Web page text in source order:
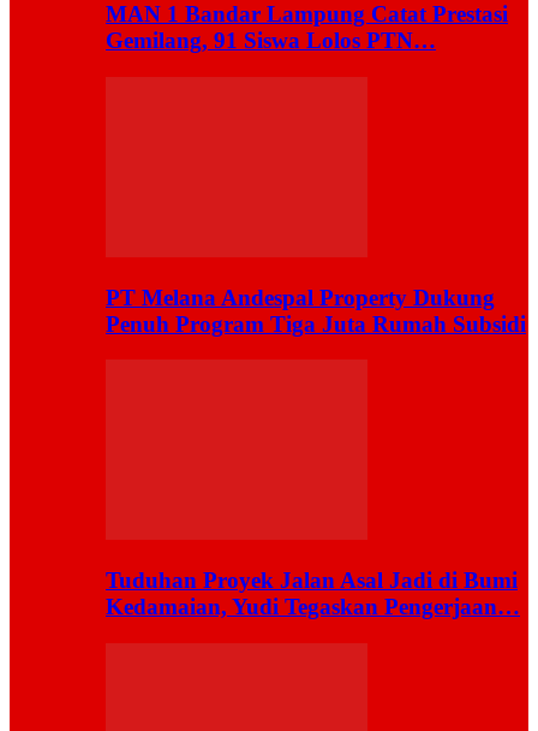
MAN 1 Bandar Lampung Catat Prestasi
Gemilang, 91 Siswa Lolos PTN…
PT Melana Andespal Property Dukung
Penuh Program Tiga Juta Rumah Subsidi
Tuduhan Proyek Jalan Asal Jadi di Bumi
Kedamaian, Yudi Tegaskan Pengerjaan…